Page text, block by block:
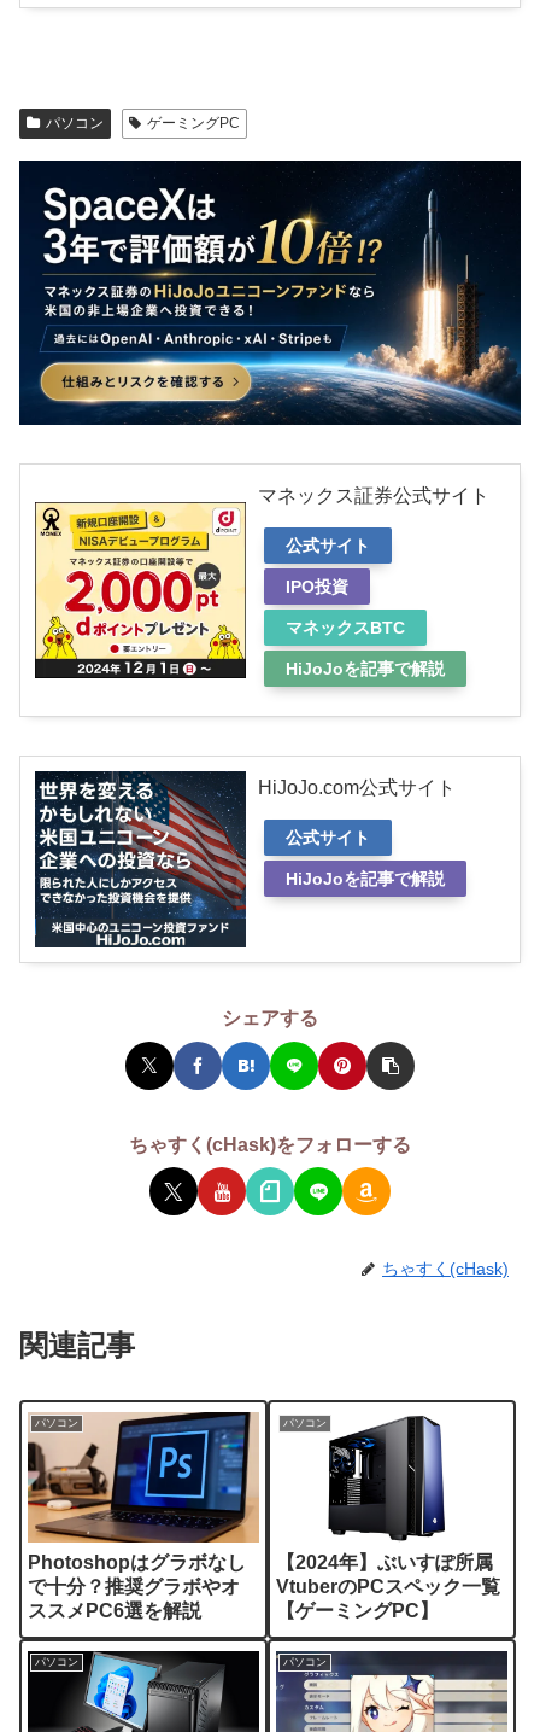
パソコン ゲーミングPC
マネックス証券公式サイト
公式サイト
IPO投資
マネックスBTC
HiJoJoを記事で解説
HiJoJo.com公式サイト
公式サイト
HiJoJoを記事で解説
シェアする
ちゃすく(cHask)をフォローする
ちゃすく(cHask)
関連記事
パソコン
Photoshopはグラボなし
で十分？推奨グラボやオ
ススメPC6選を解説
パソコン
【2024年】ぶいすぽ所属
VtuberのPCスペック一覧
【ゲーミングPC】
パソコン パソコン